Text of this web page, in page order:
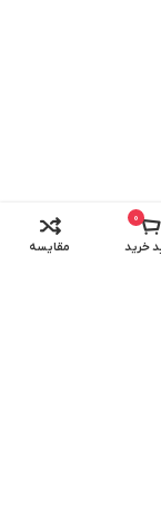
0
خرید مقایسه